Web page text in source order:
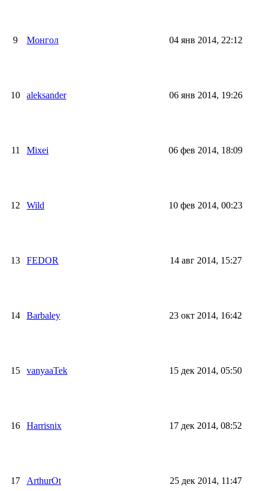
9 Монгол 04 янв 2014, 22:12
10 aleksander 06 янв 2014, 19:26
11 Mixei 06 фев 2014, 18:09
12 Wild 10 фев 2014, 00:23
13 FEDOR 14 авг 2014, 15:27
14 Barbaley 23 окт 2014, 16:42
15 vanyaaTek 15 дек 2014, 05:50
16 Harrisnix 17 дек 2014, 08:52
17 ArthurOt 25 дек 2014, 11:47